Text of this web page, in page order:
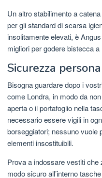
Un altro stabilimento a
per gli standard di scarsa
insolitamente elevati, è
migliori per godere bistecca a
Sicurezza
Bisogna guardare dopo i
come Londra, in modo da
aperta o il portafoglio nella
necessario essere vigili in
borseggiatori; nessuno vuole
elementi insostituibili.
Prova a indossare vestiti che
modo sicuro all’interno